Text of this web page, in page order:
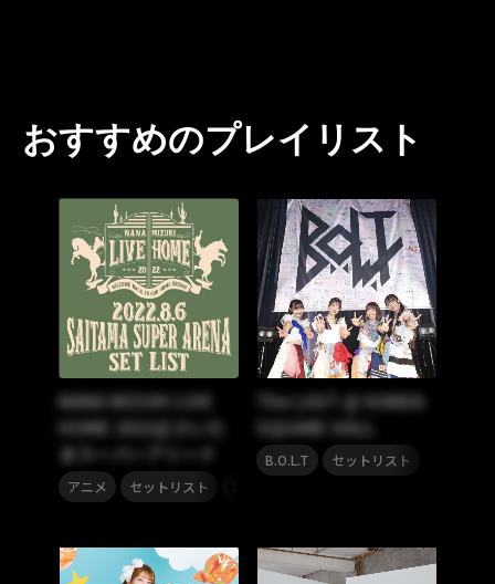
おすすめのプレイリスト
NANA MIZUKI LIVE
HOME 2022@さいた
まスーパーアリーナ
アニメ セットリスト
The LAST @ KANDA
SQUARE HALL
B.O.L.T セットリスト